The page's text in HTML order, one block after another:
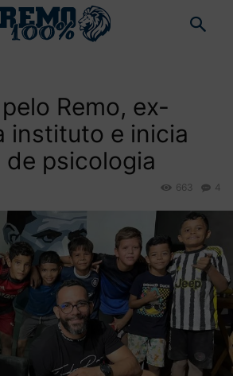
Remo, ex-
instituto e inicia
psicologia
4
663